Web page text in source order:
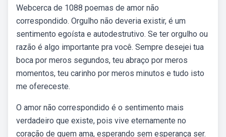
Webcerca de 1088 poemas de amor não
correspondido. Orgulho não deveria existir, é um
sentimento egoísta e autodestrutivo. Se ter orgulho ou
razão é algo importante pra você. Sempre desejei tua
boca por meros segundos, teu abraço por meros
momentos, teu carinho por meros minutos e tudo isto
me ofereceste.
O amor não correspondido é o sentimento mais
verdadeiro que existe, pois vive eternamente no
coração de quem ama, esperando sem esperança ser.